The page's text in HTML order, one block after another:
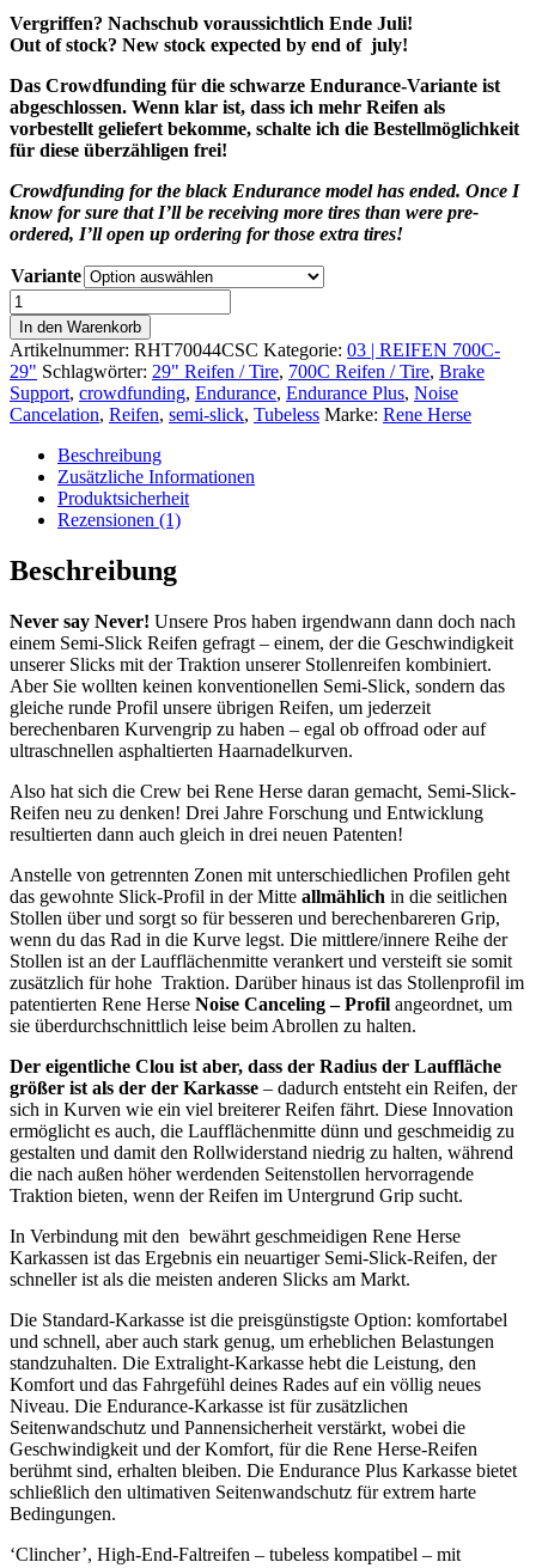
Vergriffen? Nachschub voraussichtlich Ende Juli!
Out of stock? New stock expected by end of july!
Das Crowdfunding für die schwarze Endurance-Variante ist
abgeschlossen. Wenn klar ist, dass ich mehr Reifen als
vorbestellt geliefert bekomme, schalte ich die Bestellmöglichkeit
für diese überzähligen frei!
Crowdfunding for the black Endurance model has ended. Once I
know for sure that I’ll be receiving more tires than were pre-
ordered, I’ll open up ordering for those extra tires!
Variante
Corkscrew
Climb
TC
700C
x
44
Menge
In den Warenkorb
Artikelnummer: RHT70044CSC Kategorie: 03 | REIFEN 700C-
29" Schlagwörter: 29" Reifen / Tire, 700C Reifen / Tire, Brake
Support, crowdfunding, Endurance, Endurance Plus, Noise
Cancelation, Reifen, semi-slick, Tubeless Marke: Rene Herse
Beschreibung
Zusätzliche Informationen
Produktsicherheit
Rezensionen (1)
Beschreibung
Never say Never! Unsere Pros haben irgendwann dann doch nach
einem Semi-Slick Reifen gefragt – einem, der die Geschwindigkeit
unserer Slicks mit der Traktion unserer Stollenreifen kombiniert.
Aber Sie wollten keinen konventionellen Semi-Slick, sondern das
gleiche runde Profil unsere übrigen Reifen, um jederzeit
berechenbaren Kurvengrip zu haben – egal ob offroad oder auf
ultraschnellen asphaltierten Haarnadelkurven.
Also hat sich die Crew bei Rene Herse daran gemacht, Semi-Slick-
Reifen neu zu denken! Drei Jahre Forschung und Entwicklung
resultierten dann auch gleich in drei neuen Patenten!
Anstelle von getrennten Zonen mit unterschiedlichen Profilen geht
das gewohnte Slick-Profil in der Mitte allmählich in die seitlichen
Stollen über und sorgt so für besseren und berechenbareren Grip,
wenn du das Rad in die Kurve legst. Die mittlere/innere Reihe der
Stollen ist an der Laufflächenmitte verankert und versteift sie somit
zusätzlich für hohe Traktion. Darüber hinaus ist das Stollenprofil im
patentierten Rene Herse Noise Canceling – Profil angeordnet, um
sie überdurchschnittlich leise beim Abrollen zu halten.
Der eigentliche Clou ist aber, dass der Radius der Lauffläche
größer ist als der der Karkasse – dadurch entsteht ein Reifen, der
sich in Kurven wie ein viel breiterer Reifen fährt. Diese Innovation
ermöglicht es auch, die Laufflächenmitte dünn und geschmeidig zu
gestalten und damit den Rollwiderstand niedrig zu halten, während
die nach außen höher werdenden Seitenstollen hervorragende
Traktion bieten, wenn der Reifen im Untergrund Grip sucht.
In Verbindung mit den bewährt geschmeidigen Rene Herse
Karkassen ist das Ergebnis ein neuartiger Semi-Slick-Reifen, der
schneller ist als die meisten anderen Slicks am Markt.
Die Standard-Karkasse ist die preisgünstigste Option: komfortabel
und schnell, aber auch stark genug, um erheblichen Belastungen
standzuhalten. Die Extralight-Karkasse hebt die Leistung, den
Komfort und das Fahrgefühl deines Rades auf ein völlig neues
Niveau. Die Endurance-Karkasse ist für zusätzlichen
Seitenwandschutz und Pannensicherheit verstärkt, wobei die
Geschwindigkeit und der Komfort, für die Rene Herse-Reifen
berühmt sind, erhalten bleiben. Die Endurance Plus Karkasse bietet
schließlich den ultimativen Seitenwandschutz für extrem harte
Bedingungen.
‘Clincher’, High-End-Faltreifen – tubeless kompatibel – mit